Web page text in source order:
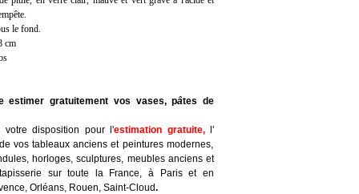
le fond.
cm
estimer gratuitement vos vases, pâtes de
disposition pour l'estimation gratuite,
l'
vos tableaux anciens et peintures modernes,
horloges, sculptures, meubles anciens et
sur toute la France, à Paris et en
Orléans, Rouen, Saint-Cloud.